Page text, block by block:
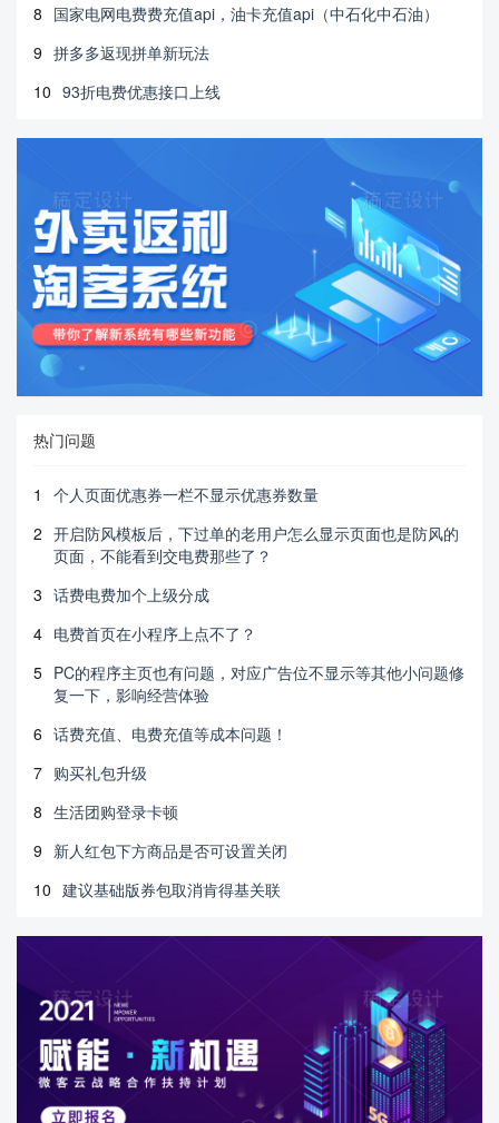
8 国家电网电费费充值api，油卡充值api（中石化中石油）
9 拼多多返现拼单新玩法
10 93折电费优惠接口上线
热门问题
1
个人页面优惠券一栏不显示优惠券数量
2 开启防风模板后，下过单的老用户怎么显示页面也是防风的
页面，不能看到交电费那些了？
3 话费电费加个上级分成
4 电费首页在小程序上点不了？
5 PC的程序主页也有问题，对应广告位不显示等其他小问题修
复一下，影响经营体验
6 话费充值、电费充值等成本问题！
7 购买礼包升级
8 生活团购登录卡顿
9 新人红包下方商品是否可设置关闭
10 建议基础版券包取消肯得基关联